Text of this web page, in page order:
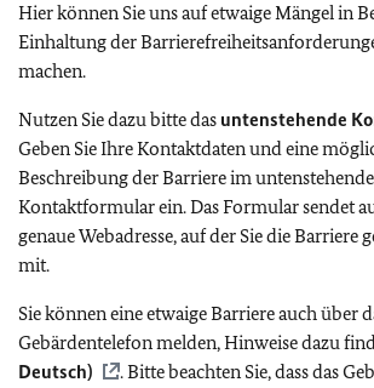
Hier können Sie uns auf etwaige Mängel in
Einhaltung der
machen.
Nutzen Sie dazu bitte das untenstehende
Geben Sie Ihre Kontaktdaten und eine
Beschreibung der Barriere im
Kontaktformular ein. Das Formular sendet
genaue Webadresse, auf der Sie die Barriere
mit.
Sie können eine etwaige Barriere auch über
Gebärdentelefon melden, Hinweise dazu
Deutsch)
. Bitte beachten Sie, dass das